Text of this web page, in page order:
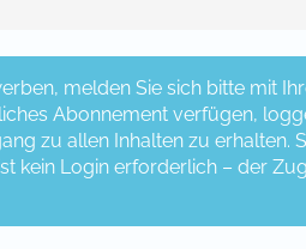
melden Sie sich bitte mit
Abonnement verfügen,
zu allen Inhalten zu erhalten.
kein Login erforderlich – der